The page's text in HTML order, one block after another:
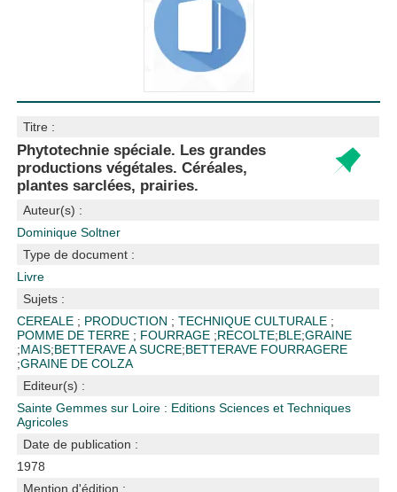
Titre :
Phytotechnie spéciale. Les grandes
productions végétales. Céréales,
plantes sarclées, prairies.
Auteur(s) :
Dominique Soltner
Type de document :
Livre
Sujets :
CEREALE ; PRODUCTION ;TECHNIQUE CULTURALE ;
POMME DE TERRE ; FOURRAGE ;RECOLTE;BLE;GRAINE
;MAIS;BETTERAVE A SUCRE;BETTERAVE FOURRAGERE
;GRAINE DE COLZA
Editeur(s) :
Sainte Gemmes sur Loire : Editions Sciences et Techniques
Agricoles
Date de publication :
1978
Mention d'édition :